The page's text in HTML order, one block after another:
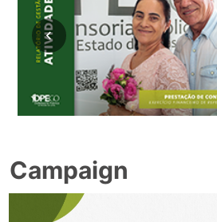
Campaign